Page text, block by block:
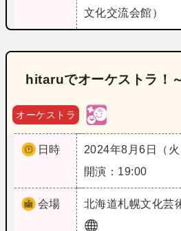
文化交流会館）
hitaruでオーケストラ！
オーケストラ
日時
2024年8月6日（火
開演：19:00
会場 北海道札幌文化芸